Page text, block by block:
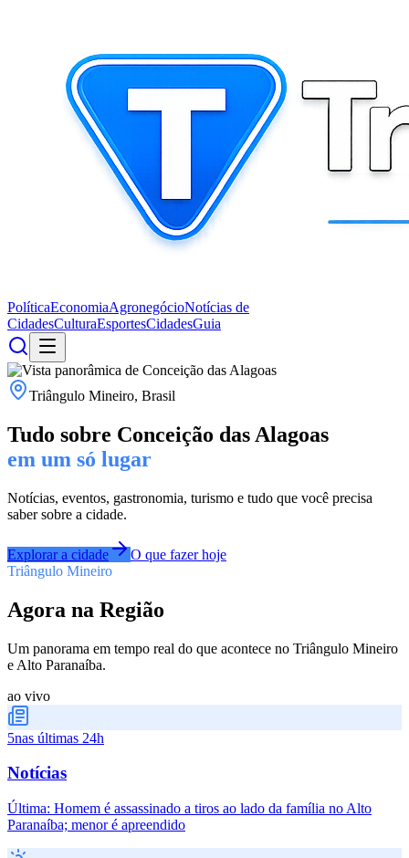
PolíticaEconomiaAgronegócioNotícias de
CidadesCulturaEsportesCidadesGuia
Triângulo Mineiro, Brasil
Tudo sobre Conceição das Alagoas
em um só lugar
Notícias, eventos, gastronomia, turismo e tudo que você precisa
saber sobre a cidade.
Explorar a cidade
O que fazer hoje
Triângulo Mineiro
Agora na Região
Um panorama em tempo real do que acontece no Triângulo Mineiro
e Alto Paranaíba.
ao vivo
5nas últimas 24h
Notícias
Última: Homem é assassinado a tiros ao lado da família no Alto
Paranaíba; menor é apreendido